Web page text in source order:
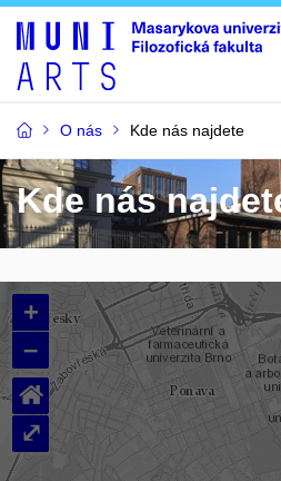
O nás Kde nás najdete
Kde nás
+
–
⌂
⤢